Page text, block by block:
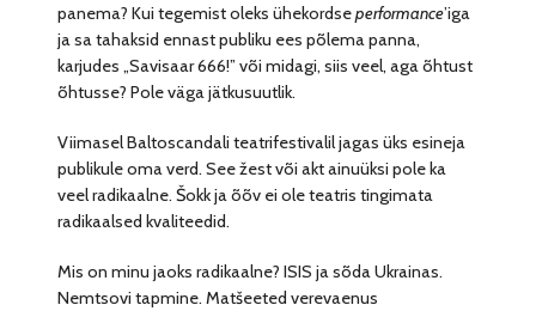
panema? Kui tegemist oleks ühekordseperformanceʼiga
ja sa tahaksid ennast publiku ees põlema panna,
karjudes „Savisaar 666!” või midagi, siis veel, aga õhtust
õhtusse? Pole väga jätkusuutlik.
Viimasel Baltoscandali teatrifestivalil jagas üks esineja
publikule oma verd. See žest või akt ainuüksi pole ka
veel radikaalne. Šokk ja õõv ei ole teatris tingimata
radikaalsed kvaliteedid.
Mis on minu jaoks radikaalne? ISIS ja sõda Ukrainas.
Nemtsovi tapmine. Matšeeted verevaenus